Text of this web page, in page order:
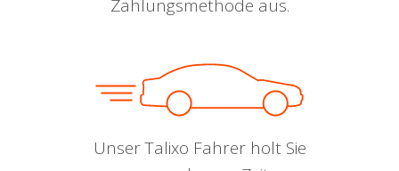
Zahlungsmethode aus.
Unser Talixo Fahrer holt Sie